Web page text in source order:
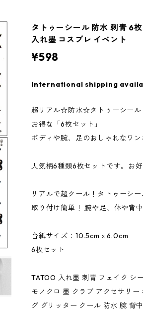
タトゥーシール 防水 刺青 6
入れ墨 コスプレ イベント
¥598
International shipping
超リアル☆防水☆タトゥーシール
お得な「6枚セット」
ボディや腕、足のおしゃれなワン
人気柄6種類6枚セットです。お
リアルで超クール！タトゥーシー
取り付け簡単！ 腕や足、体や背
台紙サイズ：10.5cmｘ6.0cm
6枚セット
TATOO 入れ墨 刺青 フェイク シ
モノクロ 墨 クラブ アクセサリー
グ グリッター クール 防水 腕 背